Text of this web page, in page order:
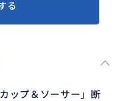
る
ップ＆ソーサー」断